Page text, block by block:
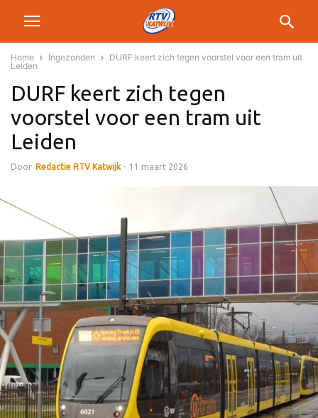
Home Ingezonden
DURF keert zich tegen voorstel voor een tram uit
Leiden
DURF keert zich tegen
voorstel voor een tram uit
Leiden
Door Redactie RTV Katwijk - 11 maart 2026